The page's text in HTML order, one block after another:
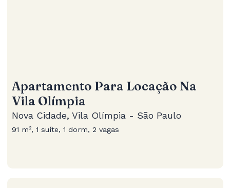
Apartamento Para Locação Na
Vila Olímpia
Nova Cidade, Vila Olímpia - São Paulo
91 m², 1 suíte, 1 dorm, 2 vagas